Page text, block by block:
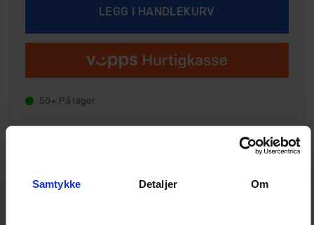
Samtykke Detaljer Om
50+ På lager